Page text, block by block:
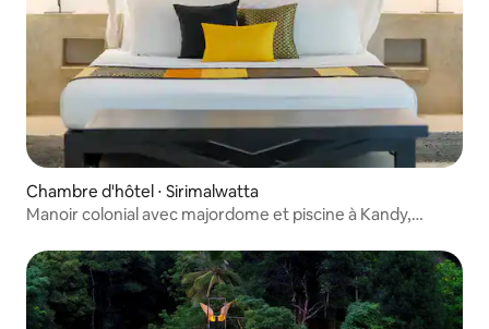
Chambre d'hôtel ⋅ Sirimalwatta
Manoir colonial avec majordome et piscine à Kandy,